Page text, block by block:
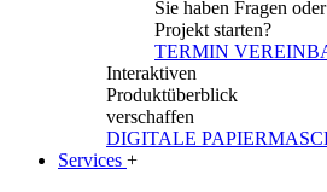
Sie haben Fragen
Projekt starten?
TERMIN
Interaktiven
Produktüberblick
verschaffen
DIGITALE
Services +